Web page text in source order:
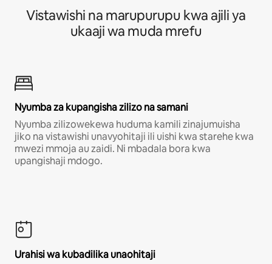
Vistawishi na marupurupu kwa ajili ya
ukaaji wa muda mrefu
Nyumba za kupangisha zilizo na samani
Nyumba zilizowekewa huduma kamili zinajumuisha
jiko na vistawishi unavyohitaji ili uishi kwa starehe kwa
mwezi mmoja au zaidi. Ni mbadala bora kwa
upangishaji mdogo.
Urahisi wa kubadilika unaohitaji